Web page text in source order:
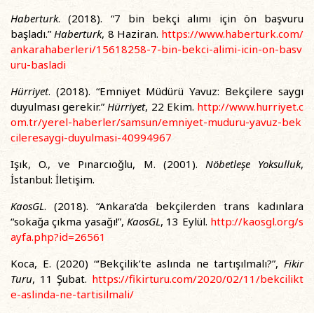
Haberturk. (2018). “7 bin bekçi alımı için ön başvuru
başladı.”Haberturk, 8 Haziran. https://www.haberturk.com/
ankarahaberleri/15618258-7-bin-bekci-alimi-icin-on-basv
uru-basladi
Hürriyet. (2018). “Emniyet Müdürü Yavuz: Bekçilere saygı
duyulması gerekir.”Hürriyet, 22 Ekim. http://www.hurriyet.c
om.tr/yerel-haberler/samsun/emniyet-muduru-yavuz-bek
cileresaygi-duyulmasi-40994967
Işık, O., ve Pınarcıoğlu, M. (2001). Nöbetleşe Yoksulluk,
İstanbul: İletişim.
KaosGL. (2018). “Ankara’da bekçilerden trans kadınlara
“sokağa çıkma yasağı!”, KaosGL, 13 Eylül. http://kaosgl.org/s
ayfa.php?id=26561
Koca, E. (2020) “‘Bekçilik’te aslında ne tartışılmalı?”, Fikir
Turu, 11 Şubat. https://fikirturu.com/2020/02/11/bekcilikt
e-aslinda-ne-tartisilmali/